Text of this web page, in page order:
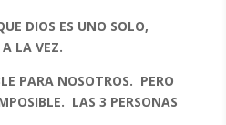
DIOS ES UNO SOLO,
A LA VEZ.
PARA NOSOTROS. PERO
LAS 3 PERSONAS